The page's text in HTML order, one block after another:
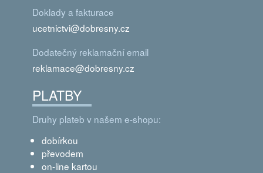
Doklady a fakturace
ucetnictvi@dobresny.cz
Dodatečný reklamační email
reklamace@dobresny.cz
PLATBY
Druhy plateb v našem e-shopu:
dobírkou
převodem
on-line kartou